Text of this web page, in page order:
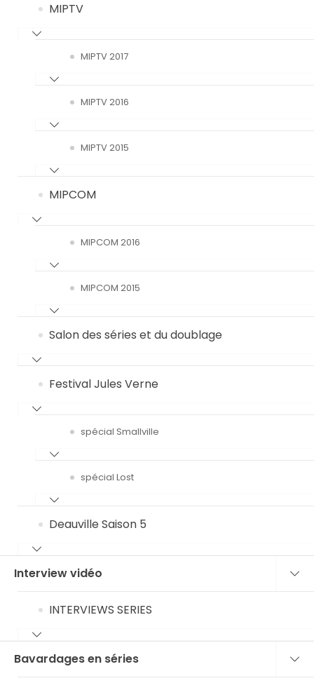
MIPTV
MIPTV 2017
MIPTV 2016
MIPTV 2015
MIPCOM
MIPCOM 2016
MIPCOM 2015
Salon des séries et du doublage
Festival Jules Verne
spécial Smallville
spécial Lost
Deauville Saison 5
Interview vidéo
INTERVIEWS SERIES
Bavardages en séries